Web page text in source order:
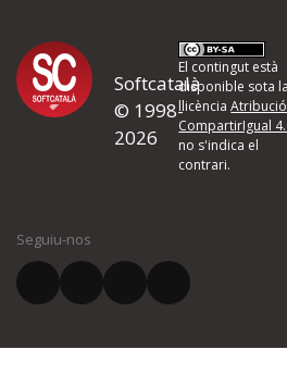
Proposeu-
d'errors
Si heu trobat un error o voleu
quina és la millora que proposeu o
El vostre correu electrònic *
Softcatalà
© 1998-
2026
El contingut està
disponible sota la
llicència
CompartirIgual
no s'indica el
contrari.
Seguiu-nos